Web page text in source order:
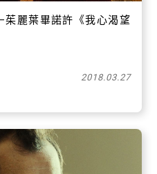
茱麗葉畢諾許《我心渴望
2018.03.27